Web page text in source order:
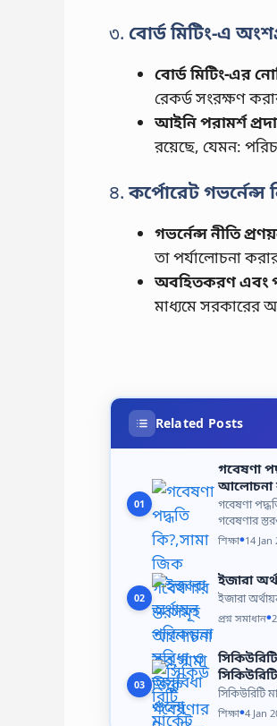
৩. বোর্ড মিটিং-এ
বোর্ড মিটিং-এর
রেকর্ড সংরক্ষণ
আইনি পরামর্শ
রয়েছে, যেমন:
৪.কর্পোরেট গভর্নেন্স
গভর্নেন্স নীতি
তা পর্যালোচনা
অবহিতকরণ এবং
মাধ্যমে সরকারের
Related Posts
01
গবেষণা
আলোচনা
গবেষণা
গবেষণার
শিক্ষা●14 Jan
02
ইজারা
ইজারা
প্রশ্ন সমাধান●
03
সিকিউরিটি
শিক্ষা●4 Jan